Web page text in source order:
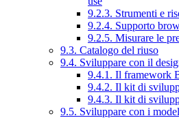
9.2.3. Strumenti e
9.2.4. Supporto
9.2.5. Misurare le
9.3. Catalogo del riuso
9.4. Sviluppare con il
9.4.1. Il framework
9.4.2. Il kit di
9.4.3. Il kit di
9.5. Sviluppare con i